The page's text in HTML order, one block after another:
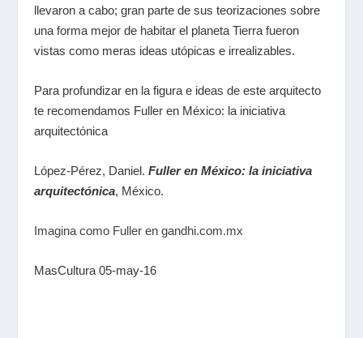
llevaron a cabo; gran parte de sus teorizaciones sobre
una forma mejor de habitar el planeta Tierra fueron
vistas como meras ideas utópicas e irrealizables.
Para profundizar en la figura e ideas de este arquitecto
te recomendamos Fuller en México: la iniciativa
arquitectónica
López-Pérez, Daniel.Fuller en México: la iniciativa
arquitectónica, México.
Imagina como Fuller en gandhi.com.mx
MasCultura 05-may-16